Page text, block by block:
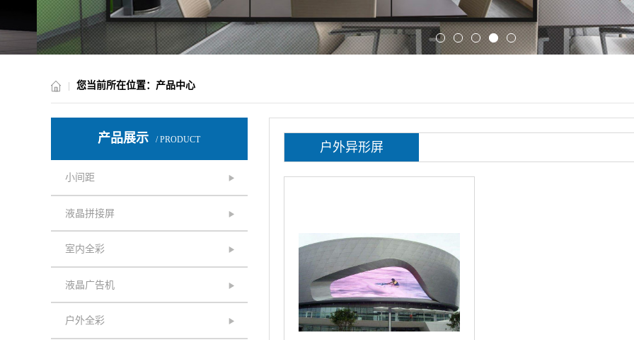
您当前所在位置：产品中心
产品展示 / PRODUCT
小间距
液晶拼接屏
室内全彩
液晶广告机
户外全彩
户外异形屏